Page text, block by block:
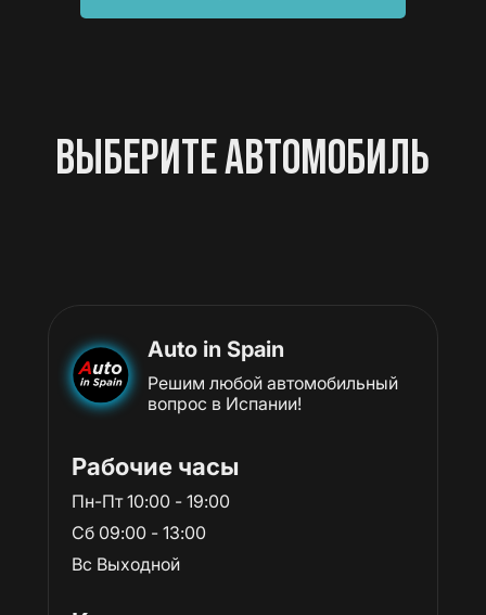
ВЫБЕРИТЕ АВТОМОБИЛЬ
Auto in Spain
Решим любой автомобильный
вопрос в Испании!
Рабочие часы
Пн-Пт 10:00 - 19:00
Сб 09:00 - 13:00
Вс Выходной